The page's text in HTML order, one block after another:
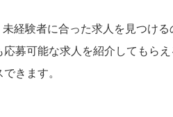
経験者に合った求人を見つけ
募可能な求人を紹介してもら
きます。